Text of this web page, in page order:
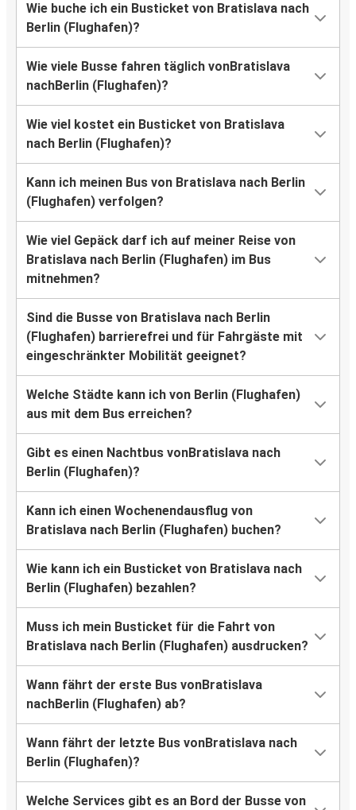
Wie buche ich ein Busticket von Bratislava nach
Berlin (Flughafen)?
Wie viele Busse fahren täglich vonBratislava
nachBerlin (Flughafen)?
Wie viel kostet ein Busticket von Bratislava
nach Berlin (Flughafen)?
Kann ich meinen Bus von Bratislava nach Berlin
(Flughafen) verfolgen?
Wie viel Gepäck darf ich auf meiner Reise von
Bratislava nach Berlin (Flughafen) im Bus
mitnehmen?
Sind die Busse von Bratislava nach Berlin
(Flughafen) barrierefrei und für Fahrgäste mit
eingeschränkter Mobilität geeignet?
Welche Städte kann ich von Berlin (Flughafen)
aus mit dem Bus erreichen?
Gibt es einen Nachtbus vonBratislava nach
Berlin (Flughafen)?
Kann ich einen Wochenendausflug von
Bratislava nach Berlin (Flughafen) buchen?
Wie kann ich ein Busticket von Bratislava nach
Berlin (Flughafen) bezahlen?
Muss ich mein Busticket für die Fahrt von
Bratislava nach Berlin (Flughafen) ausdrucken?
Wann fährt der erste Bus vonBratislava
nachBerlin (Flughafen) ab?
Wann fährt der letzte Bus vonBratislava nach
Berlin (Flughafen)?
Welche Services gibt es an Bord der Busse von